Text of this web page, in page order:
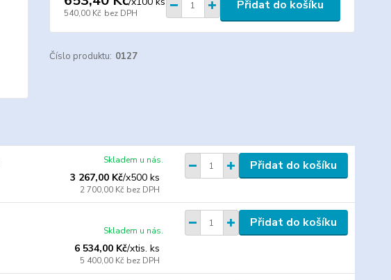
540,00 Kč bez DPH
Přidat do košíku
Číslo produktu: 0127
3 267,00 Kč/x500 ks
2 700,00 Kč bez DPH
Skladem u nás. Přidat do košíku
6 534,00 Kč/xtis. ks
5 400,00 Kč bez DPH
Skladem u nás.
Přidat do košíku